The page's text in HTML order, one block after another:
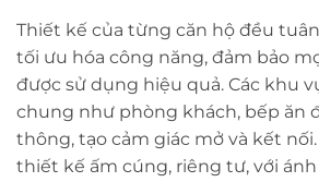
Thiết kế của từng căn hộ đều
tối ưu hóa công năng, đảm bảo
được sử dụng hiệu quả. Các khu
chung như phòng khách, bếp ăn
thông, tạo cảm giác mở và kết
thiết kế ấm cúng, riêng tư, với